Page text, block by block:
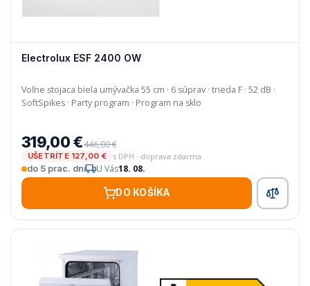
Electrolux ESF 2400 OW
Voľne stojaca biela umývačka 55 cm · 6 súprav · trieda F · 52 dB ·
SoftSpikes · Party program · Program na sklo
319,00 €446,00 €
UŠETRÍTE 127,00 €
s DPH · doprava zdarma
do 5 prac. dní
U Vás18. 08.
DO KOŠÍKA